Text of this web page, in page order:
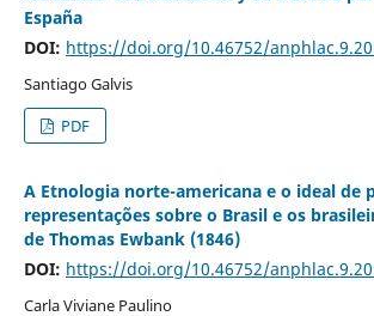
España
DOI: https://doi.org/10.46752/
Santiago Galvis
PDF
A Etnologia norte-americana e o ideal de
representações sobre o Brasil e os
de Thomas Ewbank (1846)
DOI: https://doi.org/10.46752/
Carla Viviane Paulino